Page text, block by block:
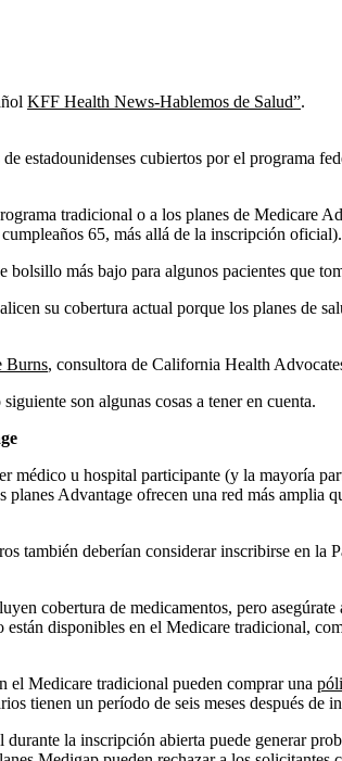
KFF Health News-Hablemos de Salud”.
estadounidenses cubiertos por el programa
tradicional o a los planes de Medicare
65, más allá de la inscripción oficial).
más bajo para algunos pacientes que
su cobertura actual porque los planes de
Burns, consultora de California Health
son algunas cosas a tener en cuenta.
médico u hospital participante (y la mayoría
Advantage ofrecen una red más
también deberían considerar inscribirse en la
cobertura de medicamentos, pero
disponibles en el Medicare tradicional,
el Medicare tradicional pueden comprar una
tienen un período de seis meses después de
la inscripción abierta puede generar